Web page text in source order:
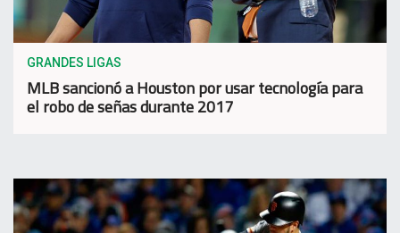
GRANDES LIGAS
MLB sancionó a Houston por usar tecnología para
el robo de señas durante 2017